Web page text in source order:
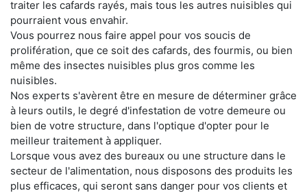
traiter les cafards rayés, mais tous les autres nuisibles qui
pourraient vous envahir.
Vous pourrez nous faire appel pour vos soucis de
prolifération, que ce soit des cafards, des fourmis, ou bien
même des insectes nuisibles plus gros comme les
nuisibles.
Nos experts s'avèrent être en mesure de déterminer grâce
à leurs outils, le degré d'infestation de votre demeure ou
bien de votre structure, dans l'optique d'opter pour le
meilleur traitement à appliquer.
Lorsque vous avez des bureaux ou une structure dans le
secteur de l'alimentation, nous disposons des produits les
plus efficaces, qui seront sans danger pour vos clients et